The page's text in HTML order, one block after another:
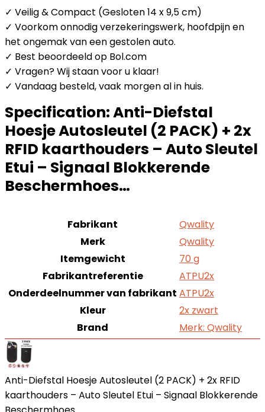
✓ Veilig & Compact (Gesloten 14 x 9,5 cm)
✓ Voorkom onnodig verzekeringswerk, hoofdpijn en
het ongemak van een gestolen auto.
✓ Best beoordeeld op Bol.com
✓ Vragen? Wij staan voor u klaar!
✓ Vandaag besteld, vaak morgen al in huis.
Specification:Anti-Diefstal
Hoesje Autosleutel (2 PACK) + 2x
RFID kaarthouders – Auto Sleutel
Etui – Signaal Blokkerende
Beschermhoes…
Fabrikant
Qwality
Merk
Qwality
Itemgewicht
70 g
Fabrikantreferentie
ATPU2x
Onderdeelnummer van fabrikant ATPU2x
Kleur
2x zwart
Brand
Merk: Qwality
Anti-Diefstal Hoesje Autosleutel (2 PACK) + 2x RFID
kaarthouders – Auto Sleutel Etui – Signaal Blokkerende